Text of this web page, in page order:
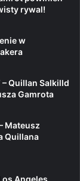
rywal!
w
Quillan Salkilld
Gamrota
Mateusz
Quillana